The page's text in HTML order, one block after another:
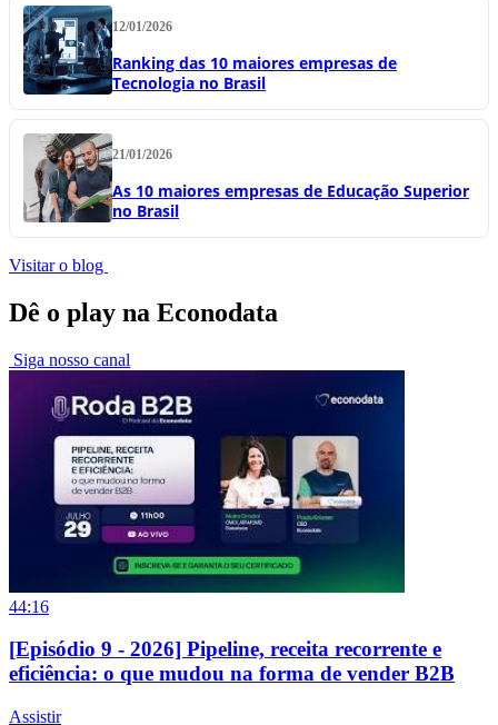
12/01/2026
Ranking das 10 maiores empresas de
Tecnologia no Brasil
21/01/2026
As 10 maiores empresas de Educação Superior
no Brasil
Visitar o blog
Dê o play na Econodata
Siga nosso canal
44:16
[Episódio 9 - 2026] Pipeline, receita recorrente e
eficiência: o que mudou na forma de vender B2B
Assistir